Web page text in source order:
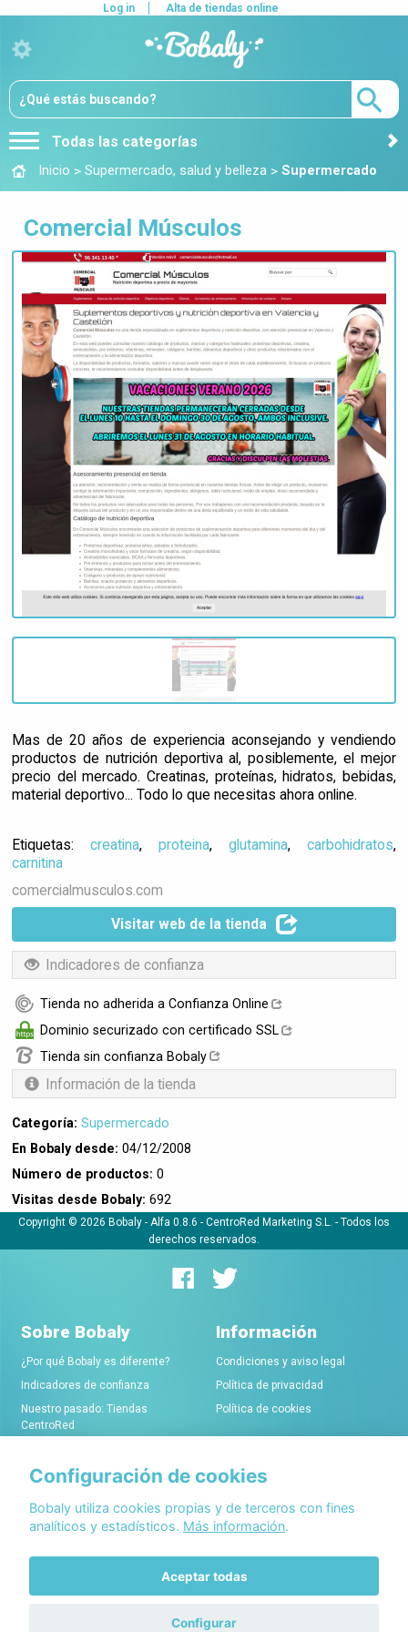
Todas las categorías
Log in Alta de tiendas online
Inicio > Supermercado, salud y belleza > Supermercado
Comercial Músculos
Mas de 20 años de experiencia aconsejando y vendiendo
productos de nutrición deportiva al, posiblemente, el mejor
precio del mercado. Creatinas, proteínas, hidratos, bebidas,
material deportivo... Todo lo que necesitas ahora online.
Etiquetas: creatina, proteina, glutamina, carbohidratos,
carnitina
comercialmusculos.com
Visitar web de la tienda
Indicadores de confianza
Tienda no adherida a Confianza Online
Dominio securizado con certificado SSL
Tienda sin confianza Bobaly
Información de la tienda
Categoría: Supermercado
En Bobaly desde: 04/12/2008
Número de productos: 0
Visitas desde Bobaly: 692
Copyright © 2026 Bobaly - Alfa 0.8.6 - CentroRed Marketing S.L. - Todos los
derechos reservados.
Sobre Bobaly
¿Por qué Bobaly es diferente?
Indicadores de confianza
Nuestro pasado: Tiendas
CentroRed
Información
Condiciones y aviso legal
Política de privacidad
Política de cookies
Comerciantes
Alta de tiendas online
Condiciones de alta
Conócenos
Acerca de Bobaly Partners
Partner eCommerce
Configuración de cookies
Bobaly utiliza cookies propias y de terceros con fines
analíticos y estadísticos. Más información.
Aceptar todas
Configurar